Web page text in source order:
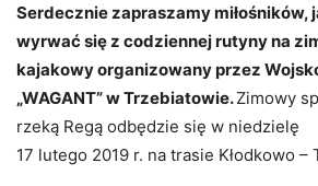
Serdecznie zapraszamy miłośników,
wyrwać się z codziennej rutyny na
kajakowy organizowany przez
„WAGANT” w Trzebiatowie.Zimowy
rzeką Regą odbędzie się w niedzielę
17 lutego 2019 r. na trasie Kłodkowo –